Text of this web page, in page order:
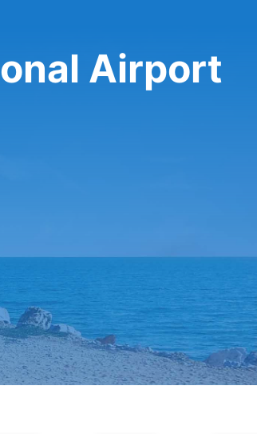
Airport